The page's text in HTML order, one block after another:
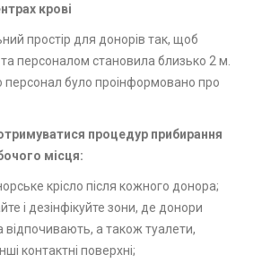
крові
простір для донорів так, щоб
персоналом становила близько 2 м.
персонал було проінформовано про
процедур прибирання
місця:
крісло після кожного донора;
і дезінфікуйте зони, де донори
відпочивають, а також туалети,
контактні поверхні;